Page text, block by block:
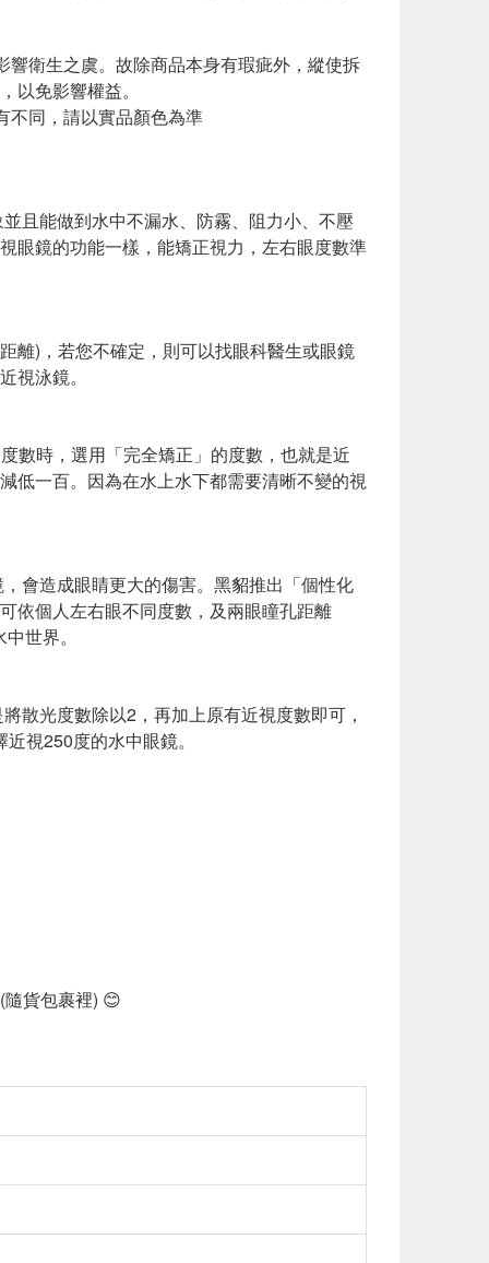
衛生之虞。故除商品本身有瑕疵外，縱使拆
以免影響權益。
不同，請以實品顏色為準
且能做到水中不漏水、防霧、阻力小、不壓
眼鏡的功能一樣，能矯正視力，左右眼度數準
離)，若您不確定，則可以找眼科醫生或眼鏡
視泳鏡。
數時，選用「完全矯正」的度數，也就是近
低一百。因為在水上水下都需要清晰不變的視
會造成眼睛更大的傷害。黑貂推出「個性化
依個人左右眼不同度數，及兩眼瞳孔距離
世界。
散光度數除以2，再加上原有近視度數即可，
視250度的水中眼鏡。
貨包裹裡) 😊